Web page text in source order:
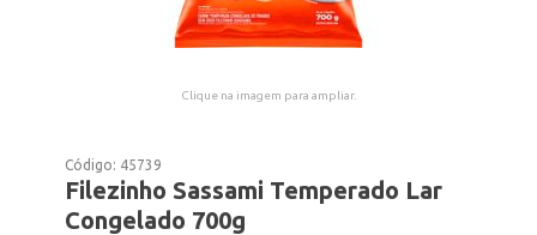
Clique na imagem para ampliar.
Código: 45739
Filezinho Sassami Temperado Lar
Congelado 700g